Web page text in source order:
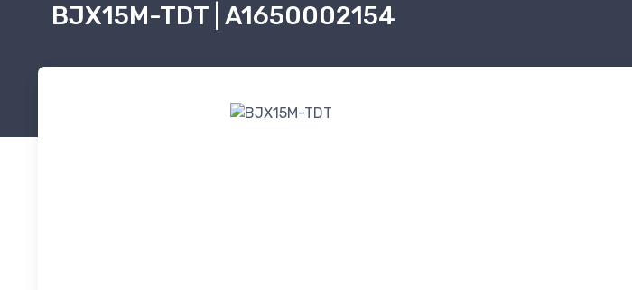
BJX15M-TDT | A1650002154